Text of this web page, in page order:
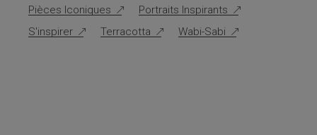
Pièces Iconiques
Portraits Inspirants
S'inspirer
Terracotta Wabi-Sabi